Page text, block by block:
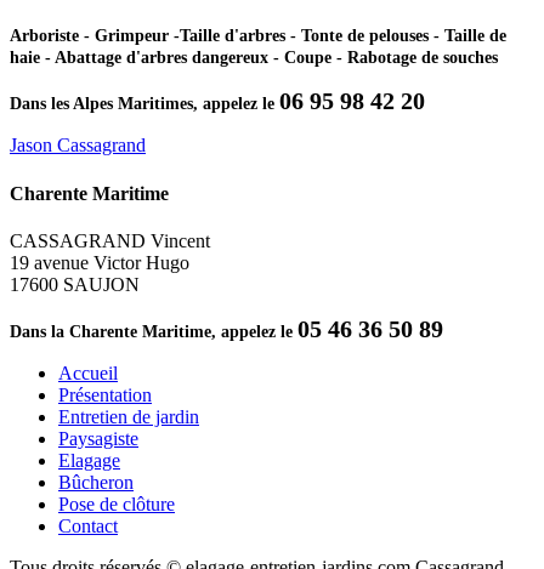
Arboriste - Grimpeur -Taille d'arbres - Tonte de pelouses - Taille de
haie - Abattage d'arbres dangereux - Coupe - Rabotage de souches
Dans les Alpes Maritimes, appelez le 06 95 98 42 20
Jason Cassagrand
Charente Maritime
CASSAGRAND Vincent
19 avenue Victor Hugo
17600 SAUJON
Dans la Charente Maritime, appelez le 05 46 36 50 89
Accueil
Présentation
Entretien de jardin
Paysagiste
Elagage
Bûcheron
Pose de clôture
Contact